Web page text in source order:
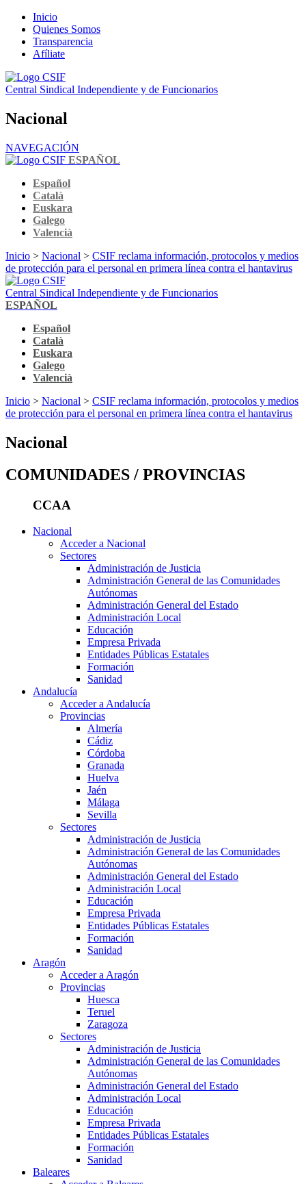
Inicio
Quienes Somos
Transparencia
Afíliate
Central Sindical Independiente y de Funcionarios
Nacional
NAVEGACIÓN
ESPAÑOL
Español
Català
Euskara
Galego
Valencià
Inicio > Nacional > CSIF reclama información, protocolos y medios
de protección para el personal en primera línea contra el hantavirus
Central Sindical Independiente y de Funcionarios
ESPAÑOL
Español
Català
Euskara
Galego
Valencià
Inicio > Nacional > CSIF reclama información, protocolos y medios
de protección para el personal en primera línea contra el hantavirus
Nacional
COMUNIDADES / PROVINCIAS
CCAA
Nacional
Acceder a Nacional
Sectores
Administración de Justicia
Administración General de las Comunidades
Autónomas
Administración General del Estado
Administración Local
Educación
Empresa Privada
Entidades Públicas Estatales
Formación
Sanidad
Andalucía
Acceder a Andalucía
Provincias
Almería
Cádiz
Córdoba
Granada
Huelva
Jaén
Málaga
Sevilla
Sectores
Administración de Justicia
Administración General de las Comunidades
Autónomas
Administración General del Estado
Administración Local
Educación
Empresa Privada
Entidades Públicas Estatales
Formación
Sanidad
Aragón
Acceder a Aragón
Provincias
Huesca
Teruel
Zaragoza
Sectores
Administración de Justicia
Administración General de las Comunidades
Autónomas
Administración General del Estado
Administración Local
Educación
Empresa Privada
Entidades Públicas Estatales
Formación
Sanidad
Baleares